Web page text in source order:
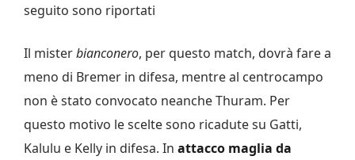
seguito sono riportati
Il misterbianconero, per questo match, dovrà fare a
meno di Bremer in difesa, mentre al centrocampo
non è stato convocato neanche Thuram. Per
questo motivo le scelte sono ricadute su Gatti,
Kalulu e Kelly in difesa. In attacco maglia da